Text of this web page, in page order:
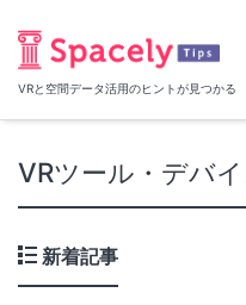
VRと空間データ活用のヒントが見つかる
VRツール・デバイ
新着記事